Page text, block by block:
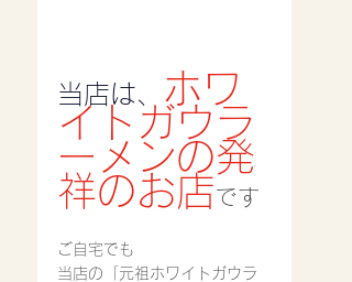
当店は、
ホワ
イトガウラ
ーメンの発
祥のお店です
ご自宅でも
当店の「元祖ホワイトガウラ